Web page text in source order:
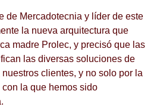
de Mercadotecnia y líder de este
la nueva arquitectura que
madre Prolec, y precisó que las
las diversas soluciones de
clientes, y no solo por la
con la que hemos sido